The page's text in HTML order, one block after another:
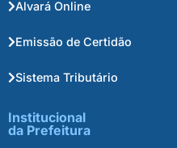
Alvará Online
Emissão de Certidão
Sistema Tributário
Institucional
da Prefeitura